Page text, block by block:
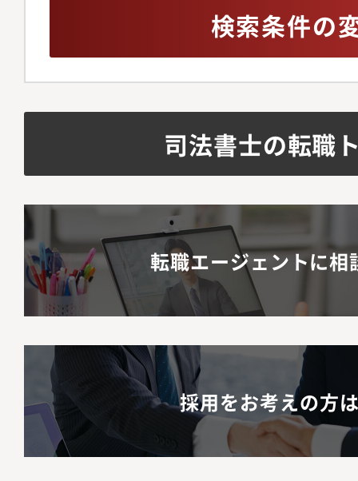
検索条件の
司法書士の転職
転職エージェントに相
採用をお考えの方